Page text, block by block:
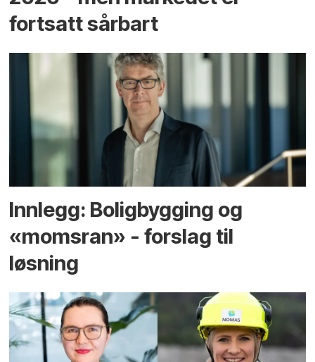
fortsatt sårbart
Innlegg: Boligbygging og
«momsran» - forslag til
løsning